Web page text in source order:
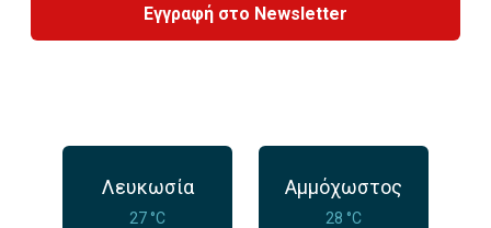
Εγγραφή στο Newsletter
Λευκωσία
27 °C
Αμμόχωστος
28 °C